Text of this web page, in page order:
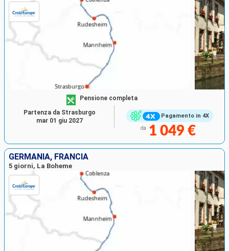
Pagamento in 4X
Pensione completa
da 1 049 €
Partenza da Strasburgo
mar 01 giu 2027
GERMANIA, FRANCIA
5 giorni, La Boheme